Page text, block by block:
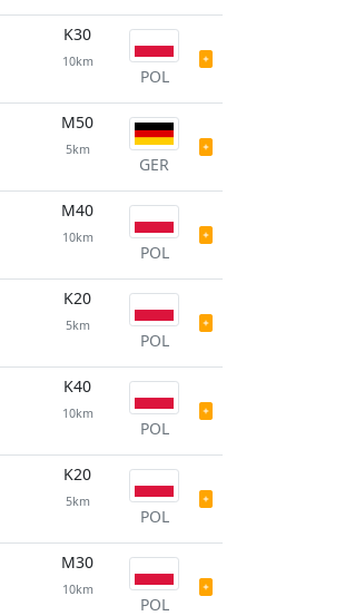
K30
10km
POL
M50
5km
GER
M40
10km
POL
K20
5km
POL
K40
10km
POL
K20
5km
POL
M30
10km
POL